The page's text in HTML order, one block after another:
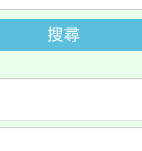
泳池舉行。
入戶享有免
中低收入戶
詳情可洽有
教育及科技
研習
育及科技中
教案入校路
教育專業人
搜尋